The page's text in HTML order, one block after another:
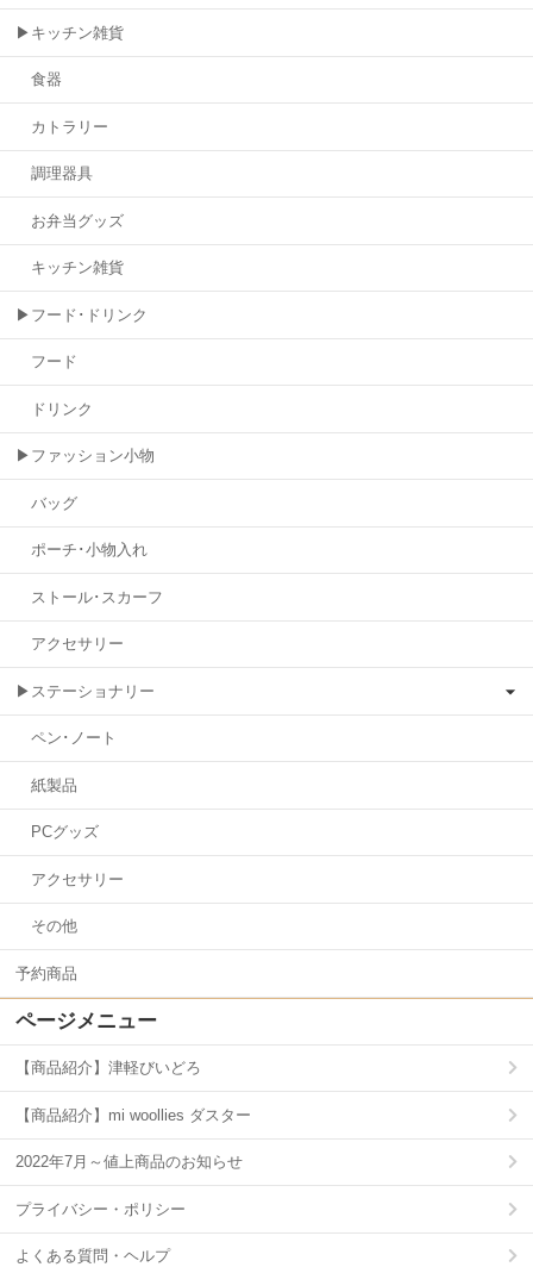
▶キッチン雑貨
食器
カトラリー
調理器具
お弁当グッズ
キッチン雑貨
▶フード･ドリンク
フード
ドリンク
▶ファッション小物
バッグ
ポーチ･小物入れ
ストール･スカーフ
アクセサリー
▶ステーショナリー
ペン･ノート
紙製品
PCグッズ
アクセサリー
その他
予約商品
ページメニュー
【商品紹介】津軽びいどろ
【商品紹介】mi woollies ダスター
2022年7月～値上商品のお知らせ
プライバシー・ポリシー
よくある質問・ヘルプ